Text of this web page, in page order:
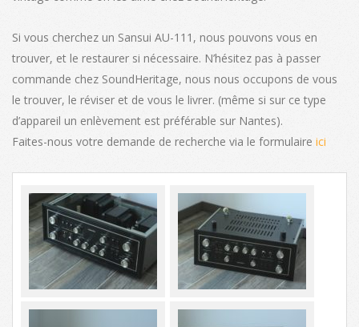
Si vous cherchez un Sansui AU-111, nous pouvons vous en
trouver, et le restaurer si nécessaire. N’hésitez pas à passer
commande chez SoundHeritage, nous nous occupons de vous
le trouver, le réviser et de vous le livrer. (même si sur ce type
d’appareil un enlèvement est préférable sur Nantes).
Faites-nous votre demande de recherche via le formulaire ici